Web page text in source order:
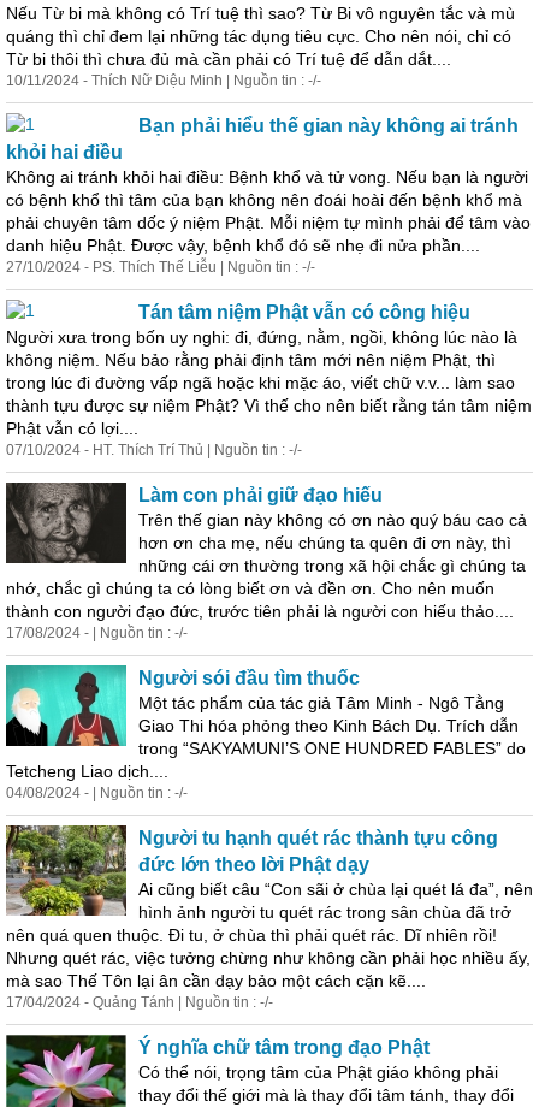
Nếu Từ bi mà không có Trí tuệ thì sao? Từ Bi vô nguyên tắc và mù
quáng thì chỉ đem lại những tác dụng tiêu cực. Cho nên nói, chỉ có
Từ bi thôi thì chưa đủ mà cần phải có Trí tuệ để dẫn dắt....
10/11/2024 - Thích Nữ Diệu Minh | Nguồn tin : -/-
Bạn phải hiểu thế gian này không ai tránh
khỏi hai điều
Không ai tránh khỏi hai điều: Bệnh khổ và tử vong. Nếu bạn là người
có bệnh khổ thì tâm của bạn không nên đoái hoài đến bệnh khổ mà
phải chuyên tâm dốc ý niệm Phật. Mỗi niệm tự mình phải để tâm vào
danh hiệu Phật. Được vậy, bệnh khổ đó sẽ nhẹ đi nửa phần....
27/10/2024 - PS. Thích Thế Liễu | Nguồn tin : -/-
Tán tâm niệm Phật vẫn có công hiệu
Người xưa trong bốn uy nghi: đi, đứng, nằm, ngồi, không lúc nào là
không niệm. Nếu bảo rằng phải định tâm mới nên niệm Phật, thì
trong lúc đi đường vấp ngã hoặc khi mặc áo, viết chữ v.v... làm sao
thành tựu được sự niệm Phật? Vì thế cho nên biết rằng tán tâm niệm
Phật vẫn có lợi....
07/10/2024 - HT. Thích Trí Thủ | Nguồn tin : -/-
Làm con phải giữ đạo hiếu
Trên thế gian này không có ơn nào quý báu cao cả
hơn ơn cha mẹ, nếu chúng ta quên đi ơn này, thì
những cái ơn thường trong xã hội chắc gì chúng ta
nhớ, chắc gì chúng ta có lòng biết ơn và đền ơn. Cho nên muốn
thành con người đạo đức, trước tiên phải là người con hiếu thảo....
17/08/2024 - | Nguồn tin : -/-
Người sói đầu tìm thuốc
Một tác phẩm của tác giả Tâm Minh - Ngô Tằng
Giao Thi hóa phỏng theo Kinh Bách Dụ. Trích dẫn
trong “SAKYAMUNI’S ONE HUNDRED FABLES” do
Tetcheng Liao dịch....
04/08/2024 - | Nguồn tin : -/-
Người tu hạnh quét rác thành tựu công
đức lớn theo lời Phật dạy
Ai cũng biết câu “Con sãi ở chùa lại quét lá đa”, nên
hình ảnh người tu quét rác trong sân chùa đã trở
nên quá quen thuộc. Đi tu, ở chùa thì phải quét rác. Dĩ nhiên rồi!
Nhưng quét rác, việc tưởng chừng như không cần phải học nhiều ấy,
mà sao Thế Tôn lại ân cần dạy bảo một cách cặn kẽ....
17/04/2024 - Quảng Tánh | Nguồn tin : -/-
Ý nghĩa chữ tâm trong đạo Phật
Có thể nói, trọng tâm của Phật giáo không phải
thay đổi thế giới mà là thay đổi tâm tánh, thay đổi